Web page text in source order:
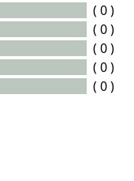
( 0 )
( 0 )
( 0 )
( 0 )
( 0 )